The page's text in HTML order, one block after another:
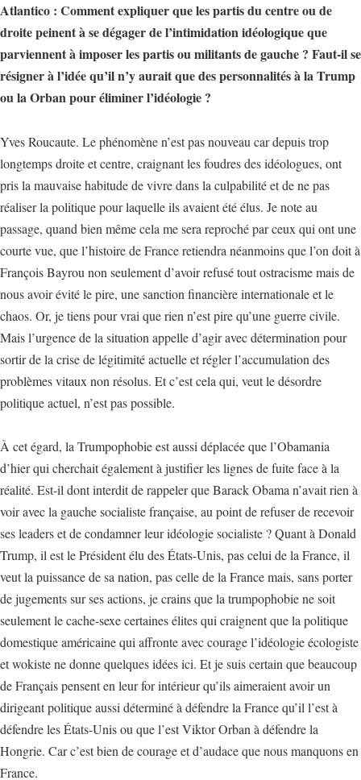
Atlantico : Comment expliquer que les partis du centre ou de
droite peinent à se dégager de l’intimidation idéologique que
parviennent à imposer les partis ou militants de gauche ? Faut-il se
résigner à l’idée qu’il n’y aurait que des personnalités à la Trump
ou la Orban pour éliminer l’idéologie ?
Yves Roucaute. Le phénomène n’est pas nouveau car depuis trop
longtemps droite et centre, craignant les foudres des idéologues, ont
pris la mauvaise habitude de vivre dans la culpabilité et de ne pas
réaliser la politique pour laquelle ils avaient été élus. Je note au
passage, quand bien même cela me sera reproché par ceux qui ont une
courte vue, que l’histoire de France retiendra néanmoins que l’on doit à
François Bayrou non seulement d’avoir refusé tout ostracisme mais de
nous avoir évité le pire, une sanction financière internationale et le
chaos. Or, je tiens pour vrai que rien n’est pire qu’une guerre civile.
Mais l’urgence de la situation appelle d’agir avec détermination pour
sortir de la crise de légitimité actuelle et régler l’accumulation des
problèmes vitaux non résolus. Et c’est cela qui, veut le désordre
politique actuel, n’est pas possible.
À cet égard, la Trumpophobie est aussi déplacée que l’Obamania
d’hier qui cherchait également à justifier les lignes de fuite face à la
réalité. Est-il dont interdit de rappeler que Barack Obama n’avait rien à
voir avec la gauche socialiste française, au point de refuser de recevoir
ses leaders et de condamner leur idéologie socialiste ? Quant à Donald
Trump, il est le Président élu des États-Unis, pas celui de la France, il
veut la puissance de sa nation, pas celle de la France mais, sans porter
de jugements sur ses actions, je crains que la trumpophobie ne soit
seulement le cache-sexe certaines élites qui craignent que la politique
domestique américaine qui affronte avec courage l’idéologie écologiste
et wokiste ne donne quelques idées ici. Et je suis certain que beaucoup
de Français pensent en leur for intérieur qu’ils aimeraient avoir un
dirigeant politique aussi déterminé à défendre la France qu’il l’est à
défendre les États-Unis ou que l’est Viktor Orban à défendre la
Hongrie. Car c’est bien de courage et d’audace que nous manquons en
France.